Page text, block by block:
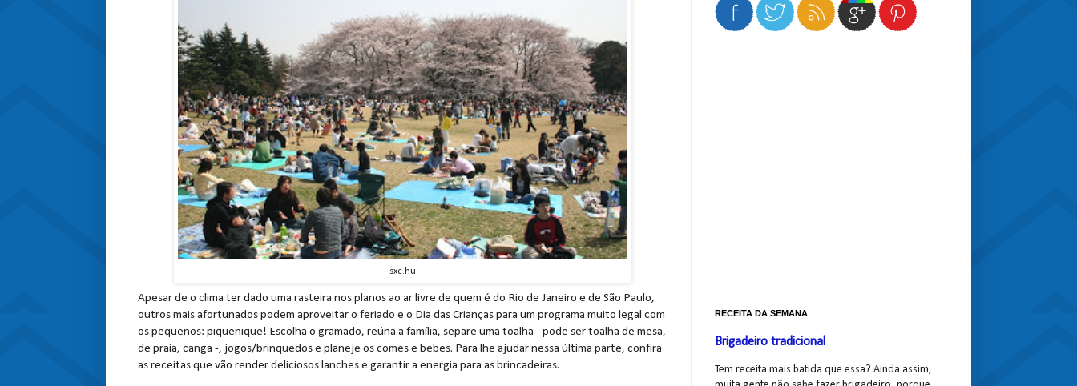
sxc.hu
Apesar de o clima ter dado uma rasteira nos planos ao ar livre de quem é do Rio de Janeiro e de São Paulo,
outros mais afortunados podem aproveitar o feriado e o Dia das Crianças para um programa muito legal com
os pequenos: piquenique! Escolha o gramado, reúna a família, separe uma toalha - pode ser toalha de mesa,
de praia, canga -, jogos/brinquedos e planeje os comes e bebes. Para lhe ajudar nessa última parte, confira
as receitas que vão render deliciosos lanches e garantir a energia para as brincadeiras.
RECEITA DA SEMANA
Brigadeiro tradicional
Tem receita mais batida que essa? Ainda assim,